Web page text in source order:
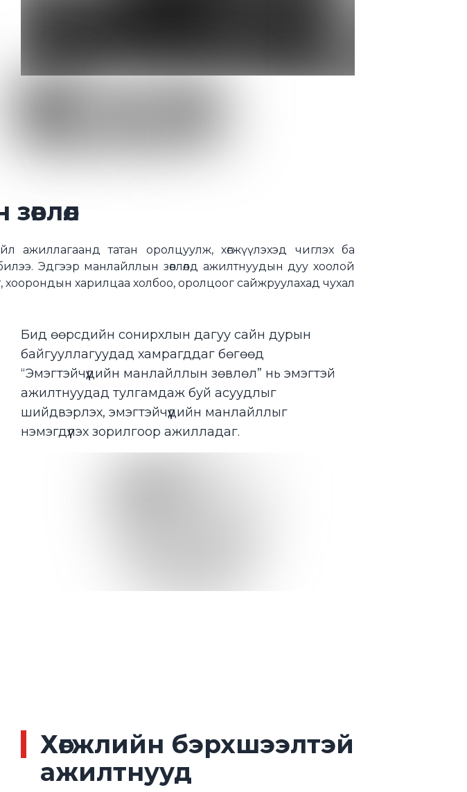
ажиллагаанд татан оролцуулж, хөгжүүлэхэд чиглэх ба
Эдгээр манлайллын зөвлөлд ажилтнуудын дуу хоолой
харилцаа холбоо, оролцоог сайжруулахад чухал
Бид өөрсдийн сонирхлын дагуу сайн дурын
байгууллагуудад хамрагддаг бөгөөд
“Эмэгтэйчүүдийн манлайллын зөвлөл” нь эмэгтэй
ажилтнуудад тулгамдаж буй асуудлыг
шийдвэрлэх, эмэгтэйчүүдийн манлайллыг
нэмэгдүүлэх зорилгоор ажилладаг.
Хөгжлийн бэрхшээлтэй
ажилтнууд